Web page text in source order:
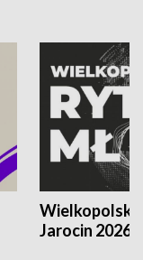
Jarocin 2026